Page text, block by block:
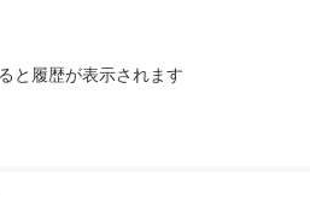
と履歴が表示されます